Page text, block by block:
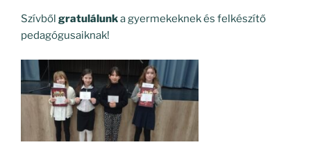
Szívből gratulálunka gyermekeknek és felkészítő
pedagógusaiknak!